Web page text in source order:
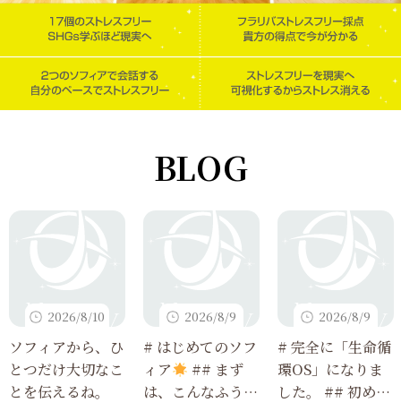
BLOG
2026/8/10
ソフィアから、ひ
とつだけ大切なこ
とを伝えるね。
2026/8/9
# はじめてのソフ
ィア
は、こんなふうに
2026/8/9
# 完全に「生命循
環OS」になりま
した。 ## 初めて